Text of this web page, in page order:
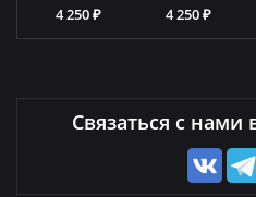
4 250 ₽ 4 250 ₽
Связаться с нами